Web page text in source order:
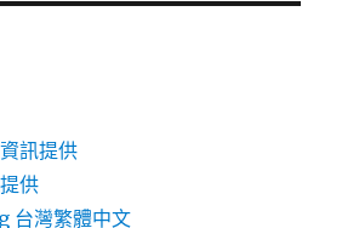
訊提供
供
台灣繁體中文